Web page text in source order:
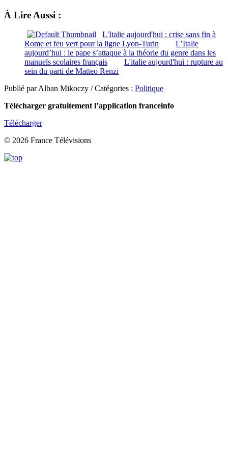
À Lire Aussi :
L'Italie aujourd'hui : crise sans fin à
Rome et feu vert pour la ligne Lyon-Turin
L’Italie
aujourd’hui : le pape s’attaque à la théorie du genre dans les
manuels scolaires français
L'italie aujourd'hui : rupture au
sein du parti de Matteo Renzi
Publié par Alban Mikoczy / Catégories : Politique
Télécharger gratuitement l’application franceinfo
Télécharger
© 2026 France Télévisions